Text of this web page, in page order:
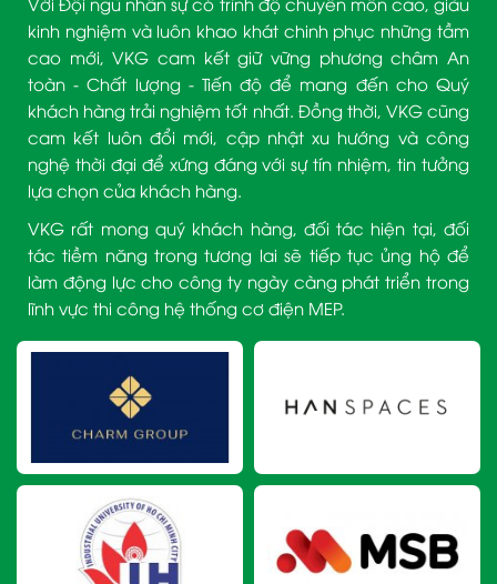
Với Đội ngũ nhân sự có trình độ chuyên môn cao, giàu
kinh nghiệm và luôn khao khát chinh phục những tầm
cao mới, VKG cam kết giữ vững phương châm An
toàn - Chất lượng - Tiến độ để mang đến cho Quý
khách hàng trải nghiệm tốt nhất. Đồng thời, VKG cũng
cam kết luôn đổi mới, cập nhật xu hướng và công
nghệ thời đại để xứng đáng với sự tín nhiệm, tin tưởng
lựa chọn của khách hàng.
VKG rất mong quý khách hàng, đối tác hiện tại, đối
tác tiềm năng trong tương lai sẽ tiếp tục ủng hộ để
làm động lực cho công ty ngày càng phát triển trong
lĩnh vực thi công hệ thống cơ điện MEP.